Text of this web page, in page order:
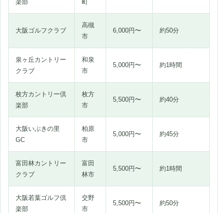
楽部
町
大阪ゴルフクラブ
高槻
市
6,000円〜 約50分
泉ヶ丘カントリー
クラブ
和泉
市
5,000円〜 約1時間
枚方カントリー倶
楽部
枚方
市
5,500円〜 約40分
大阪いぶきの里
GC
柏原
市
5,000円〜 約45分
富田林カントリー
クラブ
富田
林市
5,500円〜 約1時間
大阪若葉ゴルフ倶
楽部
交野
市
5,500円〜 約50分